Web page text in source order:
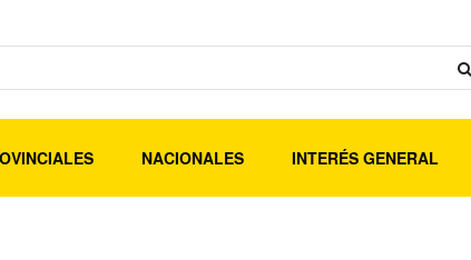
NACIONALES INTERÉS GENERAL